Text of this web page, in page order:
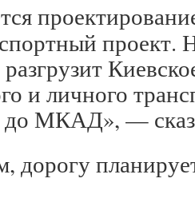
проект.
и личного
до МКАД», —
дорогу